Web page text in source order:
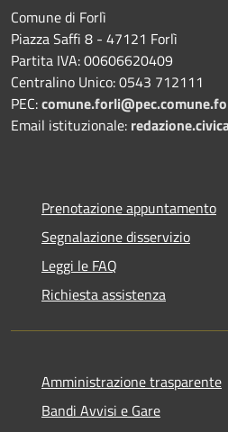
Comune di Forlì
Piazza Saffi 8 - 47121 Forlì
Partita IVA: 00606620409
Centralino Unico: 0543 712111
PEC:
Email istituzionale:
Prenotazione appuntamento
Segnalazione disservizio
Leggi le FAQ
Richiesta assistenza
Amministrazione trasparente
Bandi Avvisi e Gare